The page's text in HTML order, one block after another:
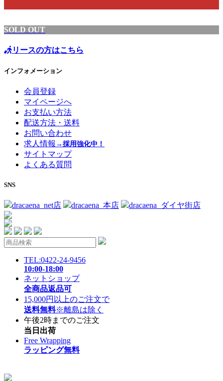
SOLD OUT
リースの方はこちら
インフォメーション
会員登録
マイページへ
お支払い方法
配送方法・送料
お問い合わせ
求人情報 →採用強化中！
サイトマップ
よくある質問
SNS
dracaena_net店 dracaena_本店 dracaena_ダイヤ街店
TEL:0422-24-9456
10:00-18:00
ネットショップ
全商品返品可
15,000円以上のご注文で
送料無料※離島は除く
午後2時までのご注文
当日出荷
Free Wrapping
ラッピング無料